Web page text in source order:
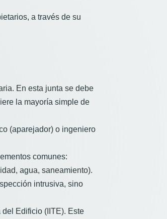
a través de su
En esta junta se debe
la mayoría simple de
(aparejador) o ingeniero
comunes:
agua, saneamiento).
intrusiva, sino
Edificio (IITE). Este